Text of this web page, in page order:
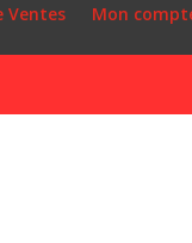
Ventes Mon